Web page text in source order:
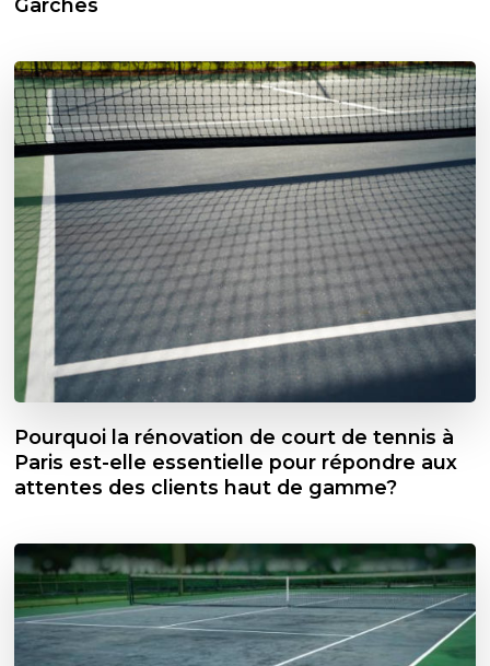
Garches
Pourquoi la rénovation de court de tennis à
Paris est-elle essentielle pour répondre aux
attentes des clients haut de gamme?